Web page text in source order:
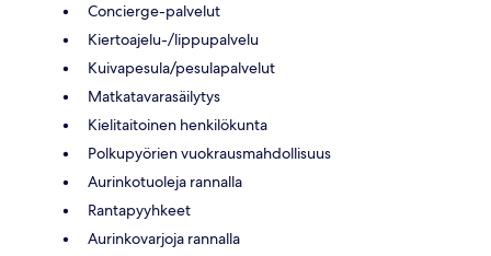
Concierge-palvelut
Kiertoajelu-/lippupalvelu
Kuivapesula/pesulapalvelut
Matkatavarasäilytys
Kielitaitoinen henkilökunta
Polkupyörien vuokrausmahdollisuus
Aurinkotuoleja rannalla
Rantapyyhkeet
Aurinkovarjoja rannalla